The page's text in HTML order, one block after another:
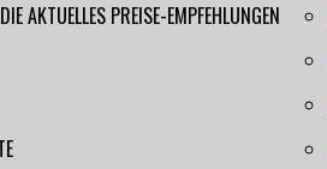
DIE AKTUELLES PREISE-EMPFEHLUNGEN